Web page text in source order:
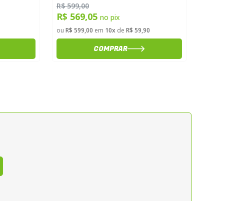
R$ 599,00
R$ 569,05 no pix
ou R$ 599,00 em 10xde R$ 59,90
COMPRAR